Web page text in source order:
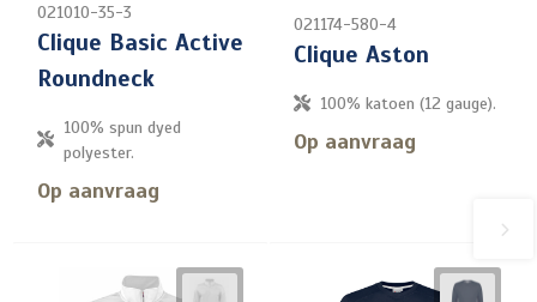
021010-35-3
Clique Basic Active
Roundneck
100% spun dyed
polyester.
Op aanvraag
021174-580-4
Clique Aston
100% katoen (12 gauge).
Op aanvraag